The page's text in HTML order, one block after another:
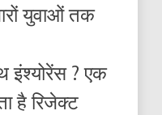
युवाओं तक
इंश्योरेंस ? एक
है रिजेक्ट